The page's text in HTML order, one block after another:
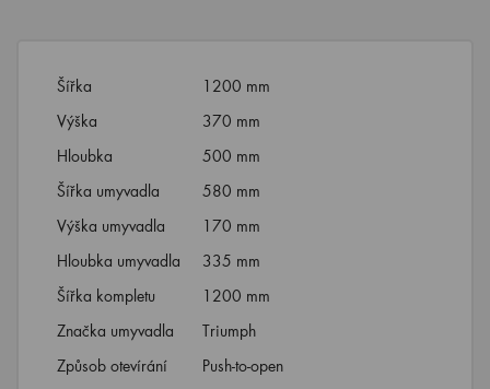
Šířka
1200 mm
Výška
370 mm
Hloubka
500 mm
Šířka umyvadla
580 mm
Výška umyvadla
170 mm
Hloubka umyvadla
335 mm
Šířka kompletu
1200 mm
Značka umyvadla
Triumph
Způsob otevírání
Push-to-open